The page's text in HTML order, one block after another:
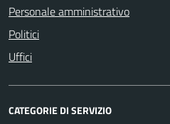
Personale amministrativo
Politici
Uffici
CATEGORIE DI SERVIZIO